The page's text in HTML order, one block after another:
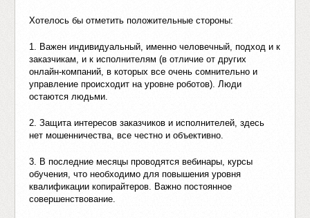
Хотелось бы отметить положительные стороны:
1. Важен индивидуальный, именно человечный, подход и к
заказчикам, и к исполнителям (в отличие от других
онлайн-компаний, в которых все очень сомнительно и
управление происходит на уровне роботов). Люди
остаются людьми.
2. Защита интересов заказчиков и исполнителей, здесь
нет мошенничества, все честно и объективно.
3. В последние месяцы проводятся вебинары, курсы
обучения, что необходимо для повышения уровня
квалификации копирайтеров. Важно постоянное
совершенствование.